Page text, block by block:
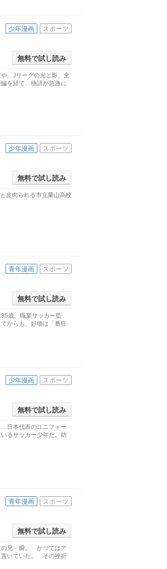
少年漫画 スポーツ
無料で試し読み
、Jリーグの光と影、全
を経て、物語が急激に
少年漫画 スポーツ
無料で試し読み
皮肉られる市立蘭山高校
青年漫画 スポーツ
無料で試し読み
歳、職業サッカー監
からも、好物は「番狂
少年漫画 スポーツ
無料で試し読み
…日本代表のユニフォー
るサッカー少年だ。幼
青年漫画 スポーツ
無料で試し読み
の兄・瞬。 かつてはア
置いていた。 その挫折